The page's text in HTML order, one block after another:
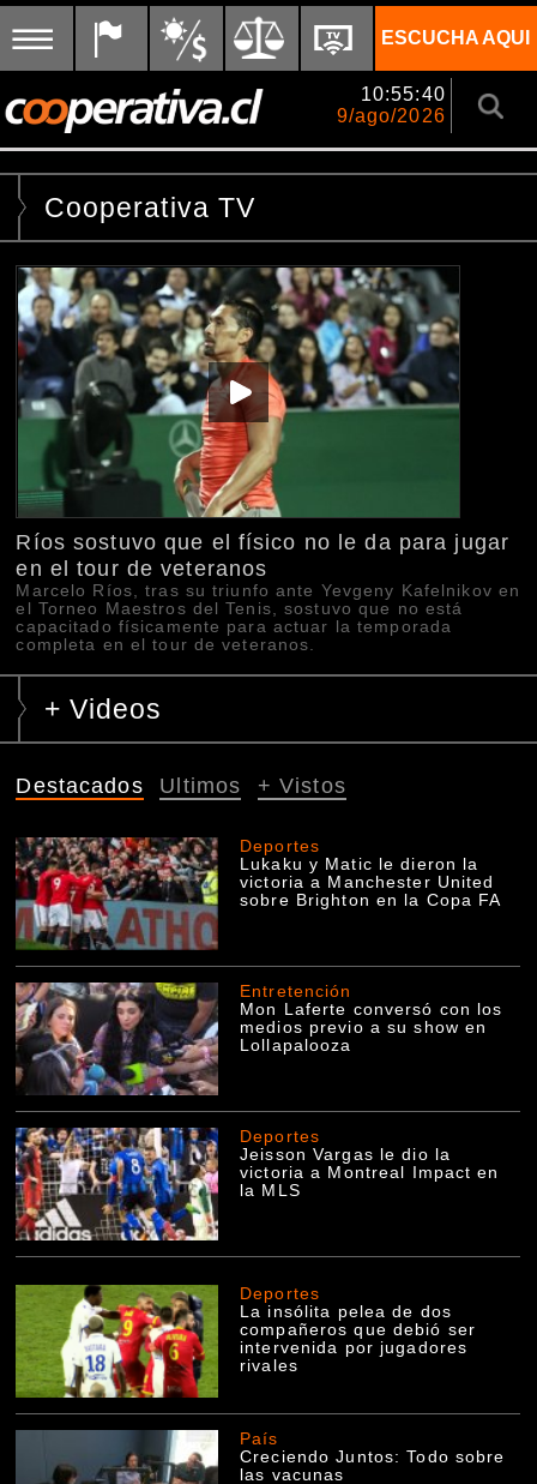
ESCUCHA AQUI
10:55:40
9/ago/2026
Cooperativa TV
Ríos sostuvo que el físico no le da para jugar
en el tour de veteranos
Marcelo Ríos, tras su triunfo ante Yevgeny Kafelnikov en
el Torneo Maestros del Tenis, sostuvo que no está
capacitado físicamente para actuar la temporada
completa en el tour de veteranos.
+ Videos
Destacados Ultimos + Vistos
Deportes
Lukaku y Matic le dieron la
victoria a Manchester United
sobre Brighton en la Copa FA
Entretención
Mon Laferte conversó con los
medios previo a su show en
Lollapalooza
Deportes
Jeisson Vargas le dio la
victoria a Montreal Impact en
la MLS
Deportes
La insólita pelea de dos
compañeros que debió ser
intervenida por jugadores
rivales
País
Creciendo Juntos: Todo sobre
las vacunas